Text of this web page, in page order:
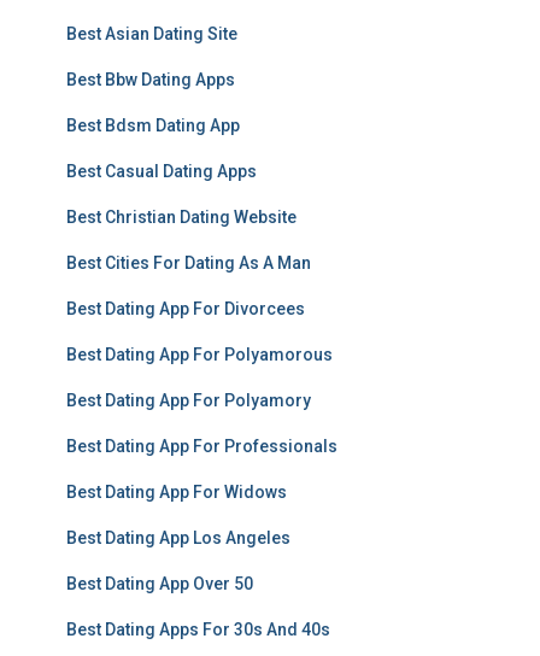
Best Asian Dating Site
Best Bbw Dating Apps
Best Bdsm Dating App
Best Casual Dating Apps
Best Christian Dating Website
Best Cities For Dating As A Man
Best Dating App For Divorcees
Best Dating App For Polyamorous
Best Dating App For Polyamory
Best Dating App For Professionals
Best Dating App For Widows
Best Dating App Los Angeles
Best Dating App Over 50
Best Dating Apps For 30s And 40s